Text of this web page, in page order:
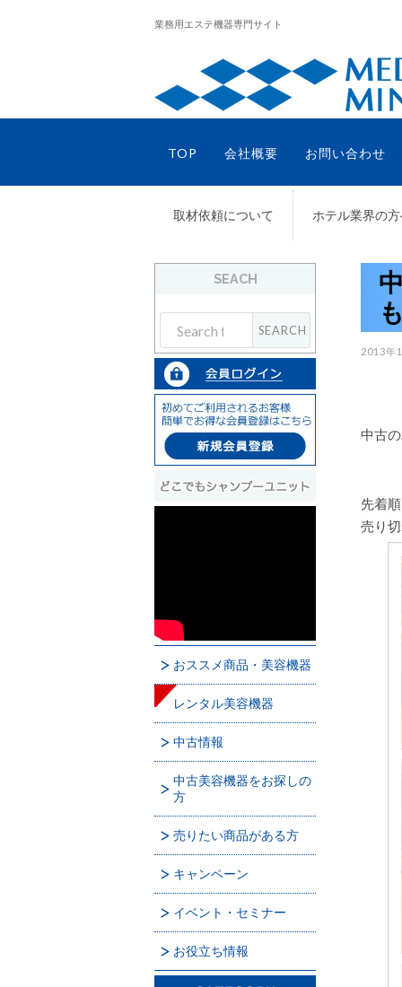
業務用エステ機器専門サイト
TOP 会社概要 お問い合わせ
取材依頼について ホテル業界の
2013年
中古
先着
売り
SEACH
おススメ商品・美容機器
レンタル美容機器
中古情報
中古美容機器をお探しの
方
売りたい商品がある方
キャンペーン
イベント・セミナー
お役立ち情報